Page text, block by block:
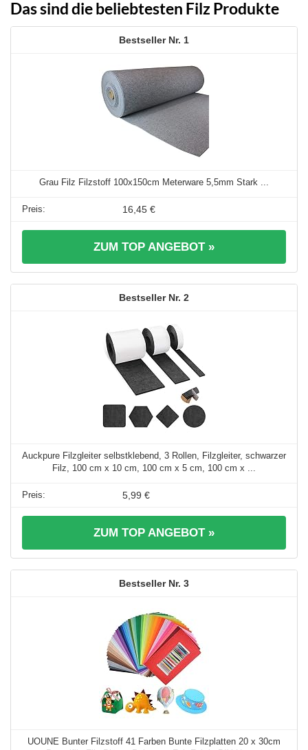
Das sind die beliebtesten Filz Produkte
1
Grau Filz Filzstoff 100x150cm Meterware 5,5mm Stark ...
16,45 €
ZUM TOP ANGEBOT »
2
Auckpure Filzgleiter selbstklebend, 3 Rollen, Filzgleiter, schwarzer
Filz, 100 cm x 10 cm, 100 cm x 5 cm, 100 cm x ...
5,99 €
ZUM TOP ANGEBOT »
3
UOUNE Bunter Filzstoff 41 Farben Bunte Filzplatten 20 x 30cm